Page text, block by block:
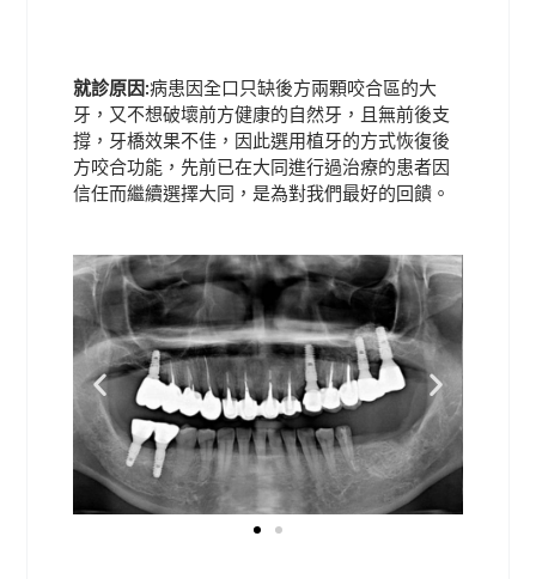
就診原因:病患因全口只缺後方兩顆咬合區的大
牙，又不想破壞前方健康的自然牙，且無前後支
撐，牙橋效果不佳，因此選用植牙的方式恢復後
方咬合功能，先前已在大同進行過治療的患者因
信任而繼續選擇大同，是為對我們最好的回饋。